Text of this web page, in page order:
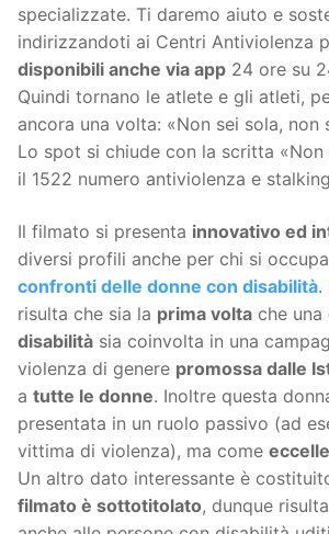
specializzate. Ti daremo aiuto e
indirizzandoti ai Centri Antiviolenza
disponibili anche via app 24 ore su
Quindi tornano le atlete e gli atleti,
ancora una volta: «Non sei sola, non
Lo spot si chiude con la scritta «Non
il 1522 numero antiviolenza e
Il filmato si presenta innovativo ed
diversi profili anche per chi si
confronti delle donne con disabilità.
risulta che sia la prima volta che una
disabilità sia coinvolta in una
violenza di genere promossa dalle
a tutte le donne. Inoltre questa
presentata in un ruolo passivo (ad
vittima di violenza), ma come
Un altro dato interessante è
filmato è sottotitolato, dunque